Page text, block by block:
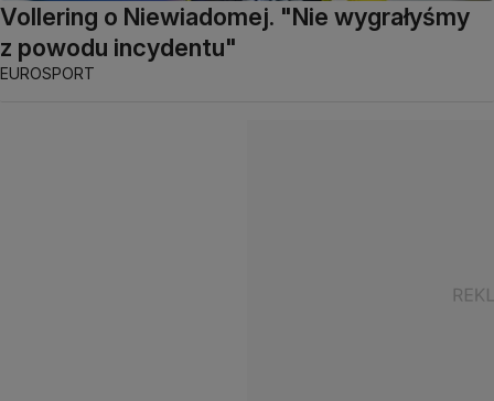
Vollering o Niewiadomej. "Nie wygrałyśmy
z powodu incydentu"
EUROSPORT